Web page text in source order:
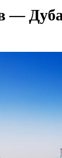
—